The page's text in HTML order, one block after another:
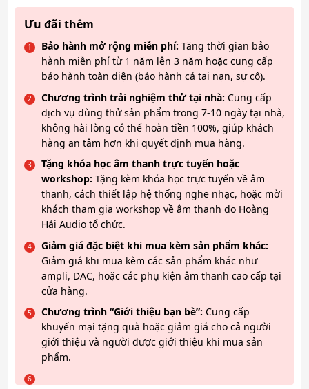
Ưu đãi thêm
Bảo hành mở rộng miễn phí: Tăng thời gian bảo
hành miễn phí từ 1 năm lên 3 năm hoặc cung cấp
bảo hành toàn diện (bảo hành cả tai nạn, sự cố).
Chương trình trải nghiệm thử tại nhà: Cung cấp
dịch vụ dùng thử sản phẩm trong 7-10 ngày tại nhà,
không hài lòng có thể hoàn tiền 100%, giúp khách
hàng an tâm hơn khi quyết định mua hàng.
Tặng khóa học âm thanh trực tuyến hoặc
workshop: Tặng kèm khóa học trực tuyến về âm
thanh, cách thiết lập hệ thống nghe nhạc, hoặc mời
khách tham gia workshop về âm thanh do Hoàng
Hải Audio tổ chức.
Giảm giá đặc biệt khi mua kèm sản phẩm khác:
Giảm giá khi mua kèm các sản phẩm khác như
ampli, DAC, hoặc các phụ kiện âm thanh cao cấp tại
cửa hàng.
Chương trình “Giới thiệu bạn bè”: Cung cấp
khuyến mại tặng quà hoặc giảm giá cho cả người
giới thiệu và người được giới thiệu khi mua sản
phẩm.